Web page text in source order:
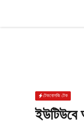
content
টেকনোলজি টেক
ইউটিউবে